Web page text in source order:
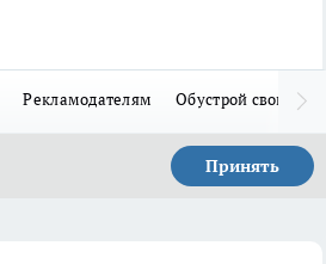
Рекламодателям Обустрой свой дом
Принять